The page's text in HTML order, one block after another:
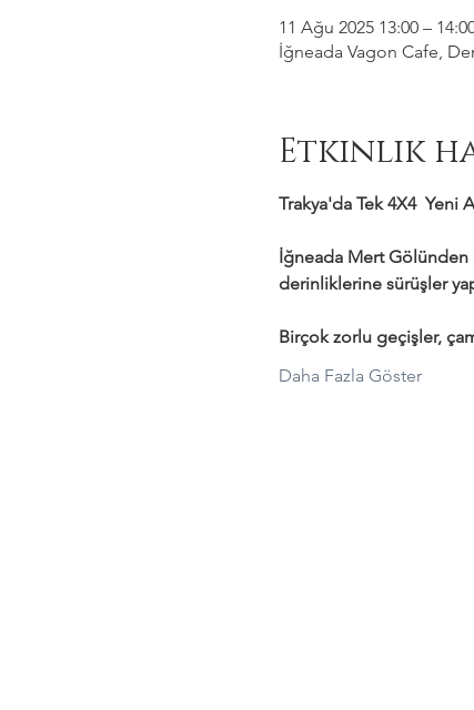
11 Ağu 2025 13:00 –
İğneada Vagon Cafe,
Etkinlik
Trakya'da Tek 4X4
İğneada Mert Gölünden
derinliklerine sürüşler
Birçok zorlu geçişler,
Daha Fazla Göster